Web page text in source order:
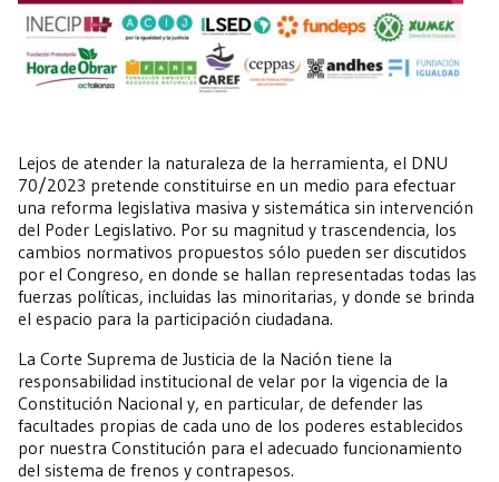
Lejos de atender la naturaleza de la herramienta, el DNU
70/2023 pretende constituirse en un medio para efectuar
una reforma legislativa masiva y sistemática sin intervención
del Poder Legislativo. Por su magnitud y trascendencia, los
cambios normativos propuestos sólo pueden ser discutidos
por el Congreso, en donde se hallan representadas todas las
fuerzas políticas, incluidas las minoritarias, y donde se brinda
el espacio para la participación ciudadana.
La Corte Suprema de Justicia de la Nación tiene la
responsabilidad institucional de velar por la vigencia de la
Constitución Nacional y, en particular, de defender las
facultades propias de cada uno de los poderes establecidos
por nuestra Constitución para el adecuado funcionamiento
del sistema de frenos y contrapesos.